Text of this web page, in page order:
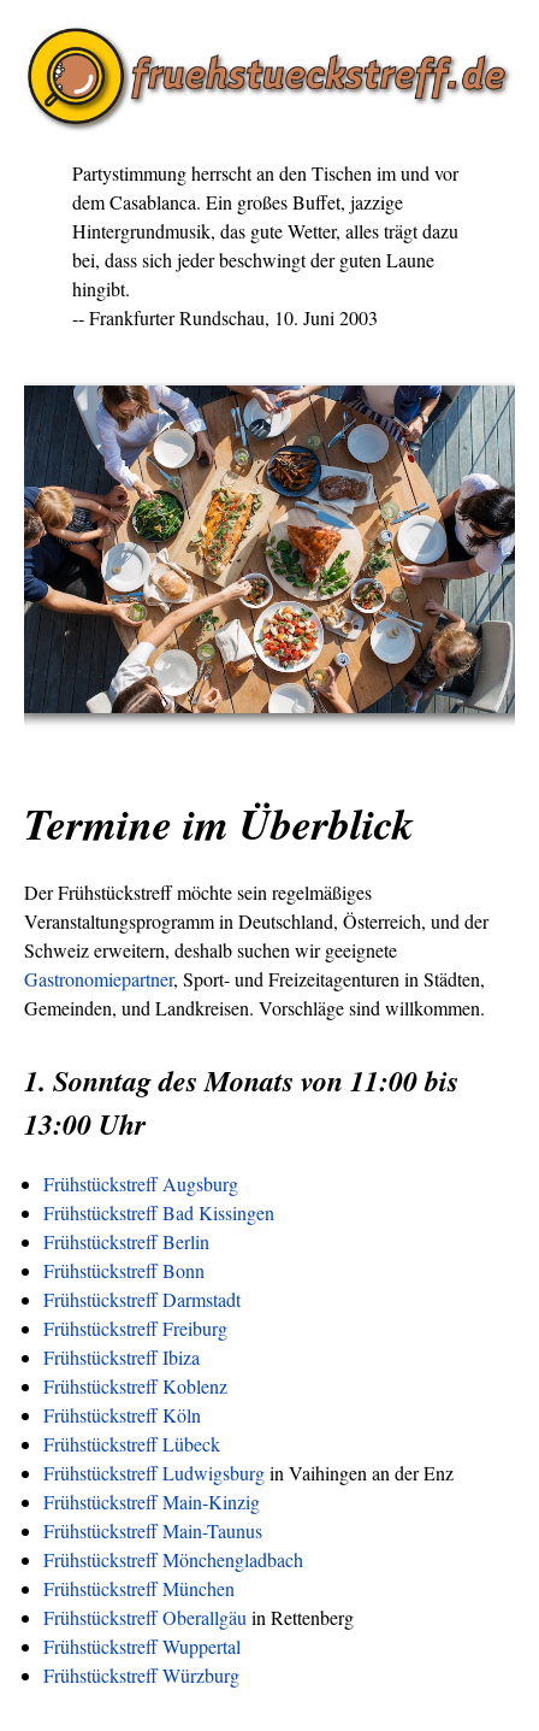
Partystimmung herrscht an den Tischen im und vor
dem Casablanca. Ein großes Buffet, jazzige
Hintergrundmusik, das gute Wetter, alles trägt dazu
bei, dass sich jeder beschwingt der guten Laune
hingibt.
-- Frankfurter Rundschau, 10. Juni 2003
Termine im Überblick
Der Frühstückstreff möchte sein regelmäßiges
Veranstaltungsprogramm in Deutschland, Österreich, und der
Schweiz erweitern, deshalb suchen wir geeignete
Gastronomiepartner, Sport- und Freizeitagenturen in Städten,
Gemeinden, und Landkreisen. Vorschläge sind willkommen.
1. Sonntag des Monats von 11:00 bis
13:00 Uhr
Frühstückstreff Augsburg
Frühstückstreff Bad Kissingen
Frühstückstreff Berlin
Frühstückstreff Bonn
Frühstückstreff Darmstadt
Frühstückstreff Freiburg
Frühstückstreff Ibiza
Frühstückstreff Koblenz
Frühstückstreff Köln
Frühstückstreff Lübeck
Frühstückstreff Ludwigsburgin Vaihingen an der Enz
Frühstückstreff Main-Kinzig
Frühstückstreff Main-Taunus
Frühstückstreff Mönchengladbach
Frühstückstreff München
Frühstückstreff Oberallgäu in Rettenberg
Frühstückstreff Wuppertal
Frühstückstreff Würzburg